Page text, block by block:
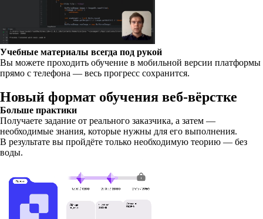
Учебные материалы всегда под рукой
Вы можете проходить обучение в мобильной версии платформы
прямо с телефона — весь прогресс сохранится.
Новый формат обучения веб-вёрстке
Больше практики
Получаете задание от реального заказчика, а затем —
необходимые знания, которые нужны для его выполнения.
В результате вы пройдёте только необходимую теорию — без
воды.